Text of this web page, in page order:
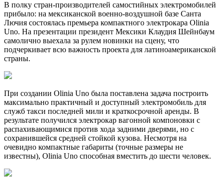
В полку стран-производителей самостийных электромобилей
прибыло: на мексиканской военно-воздушной базе Санта
Лючия состоялась премьера компактного электрокара Olinia
Uno. На презентации президент Мексики Клаудия Шейнбаум
самолично выехала за рулем новинки на сцену, что
подчеркивает всю важность проекта для латиноамериканской
страны.
При создании Olinia Uno была поставлена задача построить
максимально практичный и доступный электромобиль для
служб такси последней мили и краткосрочной аренды. В
результате получился электрокар вагонной компоновки с
распахивающимися против хода задними дверями, но с
сохранившейся средней стойкой кузова. Несмотря на
очевидно компактные габариты (точные размеры не
известны), Olinia Uno способная вместить до шести человек.